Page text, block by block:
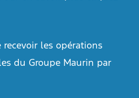
recevoir les opérations
du Groupe Maurin par